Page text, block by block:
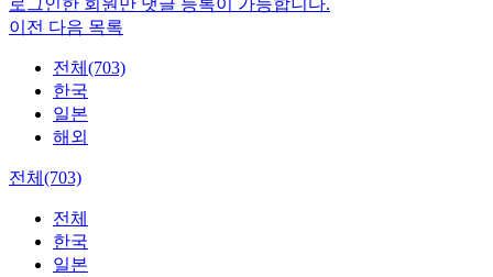
로그인한 회원만 댓글 등록이 가능합니다.
이전 다음 목록
전체(703)
한국
일본
해외
전체(703)
전체
한국
일본